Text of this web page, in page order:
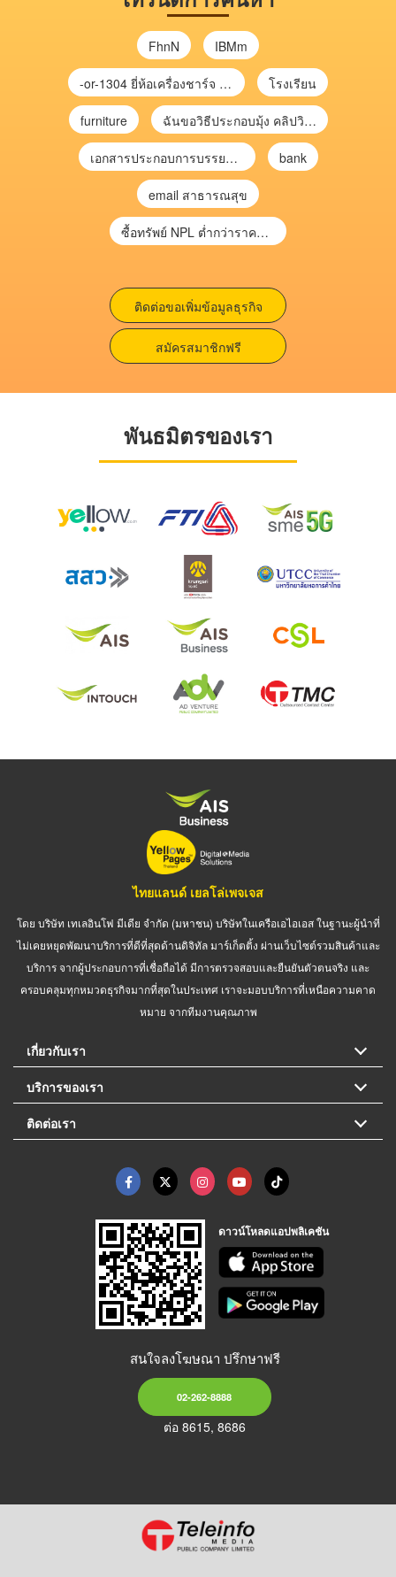
FhnN IBMm
-or-1304 ยี่ห้อเครื่องชาร์จ chargecore โรงเรียน
furniture ฉันขอวิธีประกอบมุ้ง คลิปวิดีโอ การประกอบมุ้ง
เอกสารประกอบการบรรยาย การประเมินความเสี่ยงเพื่อวางแผนการตรวจสอบ \ bank
email สาธารณสุข
ซื้อทรัพย์ NPL ต่ำกว่าราคาตลาด 30-70% แบบไม่ต้องไปประมูล”
ติดต่อขอเพิ่มข้อมูลธุรกิจ
สมัครสมาชิกฟรี
พันธมิตรของเรา
ไทยแลนด์ เยลโล่เพจเจส
โดย บริษัท เทเลอินโฟ มีเดีย จำกัด (มหาชน) บริษัทในเครือเอไอเอส ในฐานะผู้นำที่
ไม่เคยหยุดพัฒนาบริการที่ดีที่สุดด้านดิจิทัล มาร์เก็ตติ้ง ผ่านเว็บไซต์รวมสินค้าและ
บริการ จากผู้ประกอบการที่เชื่อถือได้ มีการตรวจสอบและยืนยันตัวตนจริง และ
ครอบคลุมทุกหมวดธุรกิจมากที่สุดในประเทศ เราจะมอบบริการที่เหนือความคาด
หมาย จากทีมงานคุณภาพ
เกี่ยวกับเรา
บริการของเรา
ติดต่อเรา
ดาวน์โหลดแอปพลิเคชัน
สนใจลงโฆษณา ปรึกษาฟรี
02-262-8888
ต่อ 8615, 8686